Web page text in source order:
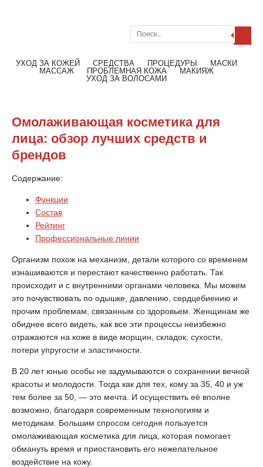
УХОД ЗА КОЖЕЙ СРЕДСТВА ПРОЦЕДУРЫ
МАСКИ
МАССАЖ
ПРОБЛЕМНАЯ КОЖА
МАКИЯЖ
УХОД ЗА ВОЛОСАМИ
Омолаживающая косметика для
лица: обзор лучших средств и
брендов
Содержание:
Функции
Состав
Рейтинг
Профессиональные линии
Организм похож на механизм, детали которого со временем
изнашиваются и перестают качественно работать. Так
происходит и с внутренними органами человека. Мы можем
это почувствовать по одышке, давлению, сердцебиению и
прочим проблемам, связанным со здоровьем. Женщинам же
обиднее всего видеть, как все эти процессы неизбежно
отражаются на коже в виде морщин, складок, сухости,
потери упругости и эластичности.
В 20 лет юные особы не задумываются о сохранении вечной
красоты и молодости. Тогда как для тех, кому за 35, 40 и уж
тем более за 50, — это мечта. И осуществить её вполне
возможно, благодаря современным технологиям и
методикам. Большим спросом сегодня пользуется
омолаживающая косметика для лица, которая помогает
обмануть время и приостановить его нежелательное
воздействие на кожу.